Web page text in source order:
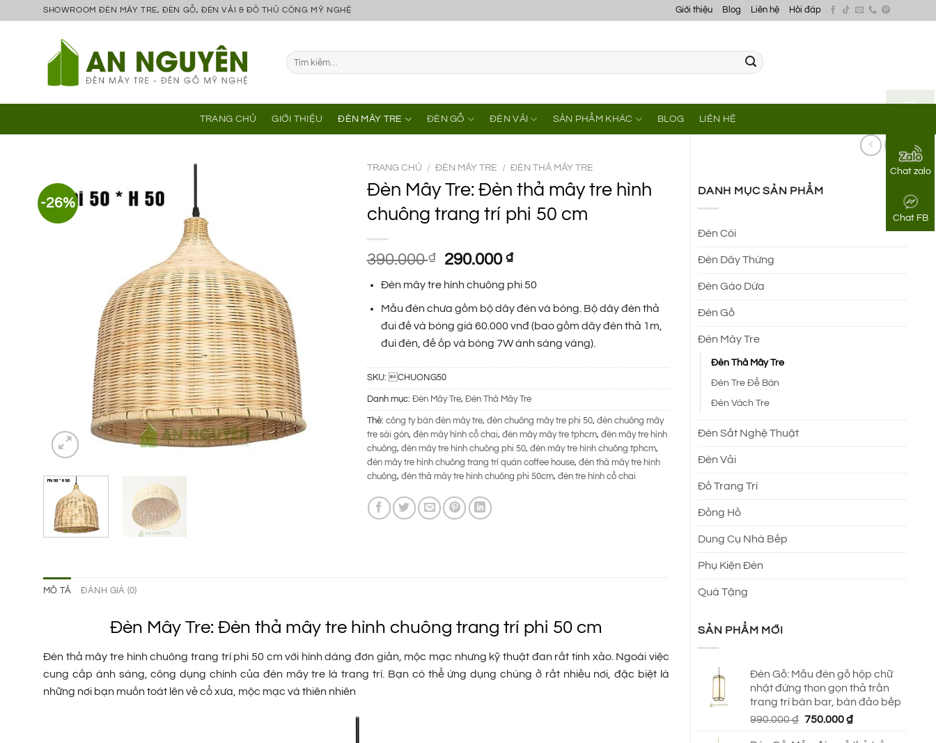
Chat zalo
Chat FB
SHOWROOM ĐÈN MÂY TRE, ĐÈN GỖ, ĐÈN VẢI & ĐỒ THỦ CÔNG MỸ NGHỆ Giới thiệu Blog Liên hệ Hỏi đáp
Tìm
kiếm:
TRANG CHỦ GIỚI THIỆU ĐÈN MÂY TRE ĐÈN GỖ ĐÈN VẢI SẢN PHẨM KHÁC BLOG LIÊN HỆ
DANH MỤC SẢN PHẨM
Đèn Cói
Đèn Dây Thừng
Đèn Gáo Dừa
Đèn Gỗ
Đèn Mây Tre
Đèn Thả Mây Tre
Đèn Tre Để Bàn
Đèn Vách Tre
Đèn Sắt Nghệ Thuật
Đèn Vải
Đồ Trang Trí
Đồng Hồ
Dung Cụ Nhà Bếp
Phụ Kiện Đèn
Quà Tặng
SẢN PHẨM MỚI
Đèn Gỗ: Mẫu đèn gỗ hộp chữ
nhật đứng thon gọn thả trần
trang trí bàn bar, bàn đảo bếp
990.000₫ Giá
750.000₫Giá
-26%
TRANG CHỦ / ĐÈN MÂY TRE / ĐÈN THẢ MÂY TRE
Đèn Mây Tre: Đèn thả mây tre hình
chuông trang trí phi 50 cm
390.000₫
Giá
là:
390.000 ₫.
290.000 ₫Giá
tại
là:
290.000 ₫.
Đèn mây tre hình chuông phi 50
Mẫu đèn chưa gồm bộ dây đèn và bóng. Bộ dây đèn thả
đui đế và bóng giá 60.000 vnđ (bao gồm dây đèn thả 1m,
đui đèn, đế ốp và bóng 7W ánh sáng vàng).
SKU: CHUONG50
Danh mục: Đèn Mây Tre, Đèn Thả Mây Tre
Thẻ: công ty bán đèn mây tre, đèn chuông mây tre phi 50, đèn chuông mây
tre sài gòn, đèn mây hình cổ chai, đèn mây mây tre tphcm, đèn mây tre hình
chuông, đèn mây tre hình chuông phi 50, đèn mây tre hình chuông tphcm,
đèn mây tre hình chuông trang trí quán coffee house, đèn thả mây tre hình
chuông, đèn thả mây tre hình chuông phi 50cm, đèn tre hình cổ chai
MÔ TẢ ĐÁNH GIÁ (0)
Đèn Mây Tre: Đèn thả mây tre hình chuông trang trí phi 50 cm
Đèn thả mây tre hình chuông trang trí phi 50 cm với hình dáng đơn giản, mộc mạc nhưng kỹ thuật đan rất tinh xảo. Ngoài việc
cung cấp ánh sáng, công dụng chính của đèn mây tre là trang trí. Bạn có thể ứng dụng chúng ở rất nhiều nơi, đặc biệt là
những nơi bạn muốn toát lên vẻ cổ xưa, mộc mạc và thiên nhiên